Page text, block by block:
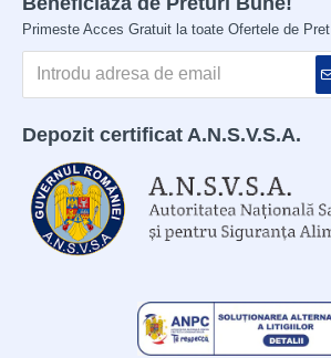
Primeste Acces Gratuit la toate Ofertele de Pret
Depozit certificat A.N.S.V.S.A.